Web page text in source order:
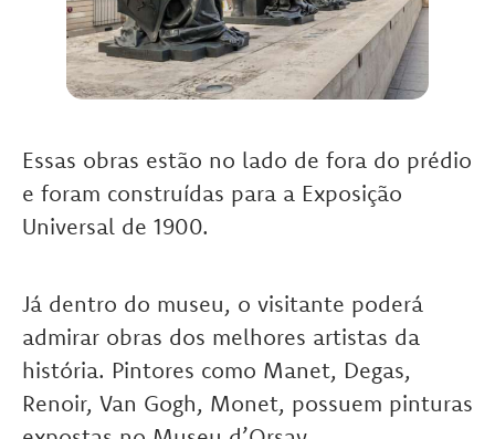
Essas obras estão no lado de fora do prédio
e foram construídas para a Exposição
Universal de 1900.
Já dentro do museu, o visitante poderá
admirar obras dos melhores artistas da
história. Pintores como Manet, Degas,
Renoir, Van Gogh, Monet, possuem pinturas